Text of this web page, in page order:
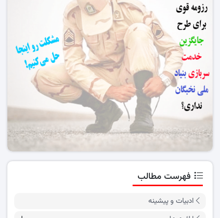
فهرست مطالب
ادبیات و پیشینه